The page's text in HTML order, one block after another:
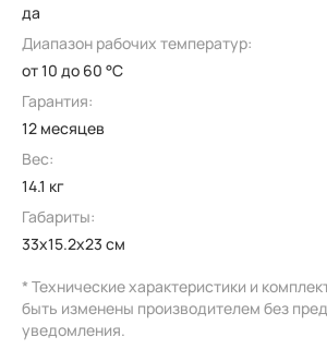
да
Диапазон рабочих температур:
от 10 до 60 °C
Гарантия:
12 месяцев
Вес:
14.1 кг
Габариты:
33x15.2x23 см
* Технические характеристики и
быть изменены производителем без
уведомления.